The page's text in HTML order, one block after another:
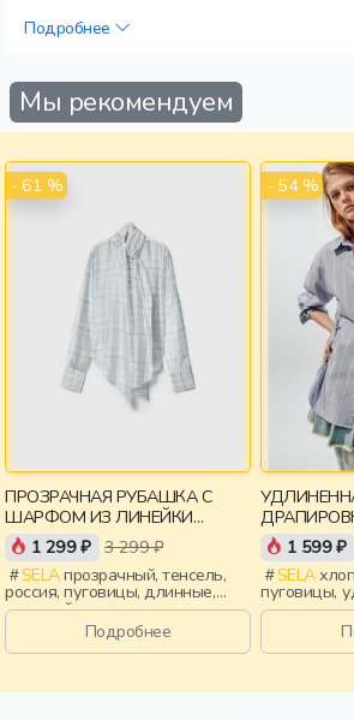
Подробнее
Мы рекомендуем
- 61 %
ПРОЗРАЧНАЯ РУБАШКА С
ШАРФОМ ИЗ ЛИНЕЙКИ
YOUNG1 299 ₽ 3 299 ₽
SELAпрозрачный, тенсель,
россия, пуговицы, длинные,
длинный рукав, застежка,
ворот, манжета, свободные,
клетка, воротник, девочки,
старшеклассники, дети
Подробнее
- 54 %
YOUNG1 599 ₽
SELAхлопок, россия,
пуговицы,
застежка,